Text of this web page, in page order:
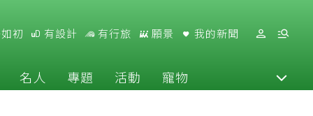
初 有設計 有行旅 願景 我的新聞
名人 專題 活動 寵物